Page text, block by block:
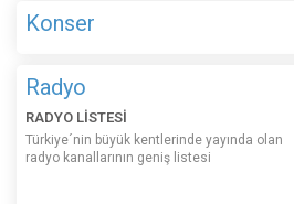
Konser
Radyo
RADYO LİSTESİ
Türkiye´nin büyük kentlerinde yayında olan
radyo kanallarının geniş listesi